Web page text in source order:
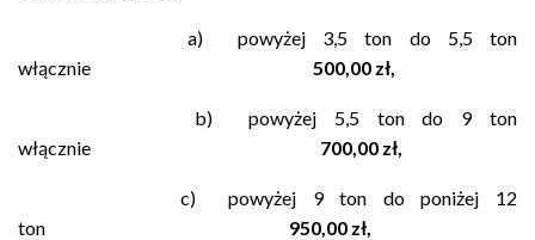
a) powyżej 3,5 ton do 5,5 ton
włącznie 500,00 zł,
b) powyżej 5,5 ton do 9 ton
włącznie 700,00 zł,
c) powyżej 9 ton do poniżej 12
ton 950,00 zł,